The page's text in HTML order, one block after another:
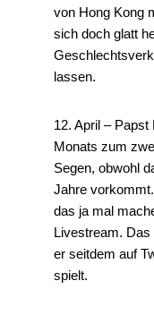
von Hong Kong
sich doch glatt
lassen.
12. April –
Monats zum
Segen, obwohl
Jahre
das ja mal
Livestream. Das
er seitdem auf
spielt.